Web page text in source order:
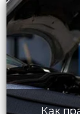
Как